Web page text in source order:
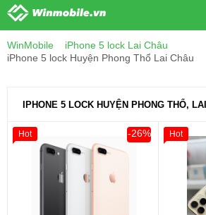
WinMobile
iPhone 5 lock Lai Châu
iPhone 5 lock Huyện Phong Thổ Lai Châu
IPHONE 5 LOCK HUYỆN PHONG THỔ,
-26%
Hot Hot